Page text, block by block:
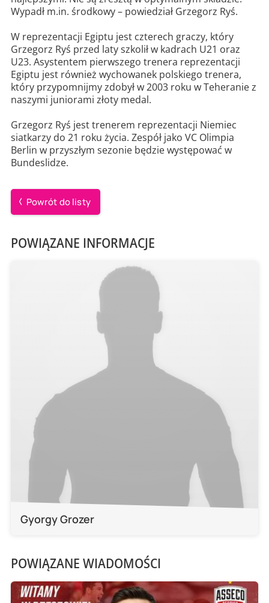
Wypadł m.in. środkowy – powiedział Grzegorz Ryś.
W reprezentacji Egiptu jest czterech graczy, który
Grzegorz Ryś przed laty szkolił w kadrach U21 oraz
U23. Asystentem pierwszego trenera reprezentacji
Egiptu jest również wychowanek polskiego trenera,
który przypomnijmy zdobył w 2003 roku w Teheranie z
naszymi juniorami złoty medal.
Grzegorz Ryś jest trenerem reprezentacji Niemiec
siatkarzy do 21 roku życia. Zespół jako VC Olimpia
Berlin w przyszłym sezonie będzie występować w
Bundeslidze.
Powrót do listy
POWIĄZANE INFORMACJE
Gyorgy Grozer
POWIĄZANE WIADOMOŚCI